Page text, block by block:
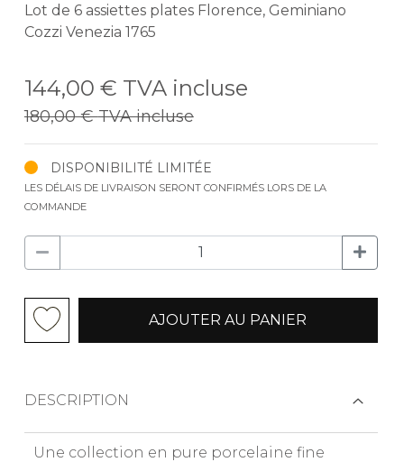
Lot de 6 assiettes plates Florence, Geminiano
Cozzi Venezia 1765
144,00 € TVA incluse
180,00 €TVA incluse
DISPONIBILITÉ LIMITÉE
LES DÉLAIS DE LIVRAISON SERONT CONFIRMÉS LORS DE LA
COMMANDE
AJOUTER AU PANIER
DESCRIPTION
Une collection en pure porcelaine fine